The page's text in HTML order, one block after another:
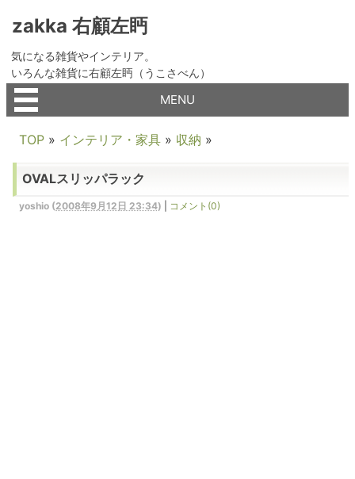
zakka 右顧左眄
気になる雑貨やインテリア。
いろんな雑貨に右顧左眄（うこさべん）
MENU
TOP » インテリア・家具 » 収納 »
OVALスリッパラック
yoshio(2008年9月12日 23:34) コメント(0)